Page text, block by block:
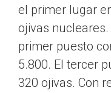
el primer lugar
ojivas
primer puesto
5.800. El tercer
320 ojivas. Con